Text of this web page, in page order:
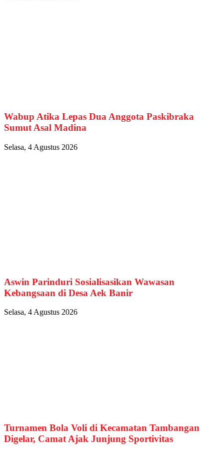
Wabup Atika Lepas Dua Anggota Paskibraka
Sumut Asal Madina
Selasa, 4 Agustus 2026
Aswin Parinduri Sosialisasikan Wawasan
Kebangsaan di Desa Aek Banir
Selasa, 4 Agustus 2026
Turnamen Bola Voli di Kecamatan Tambangan
Digelar, Camat Ajak Junjung Sportivitas